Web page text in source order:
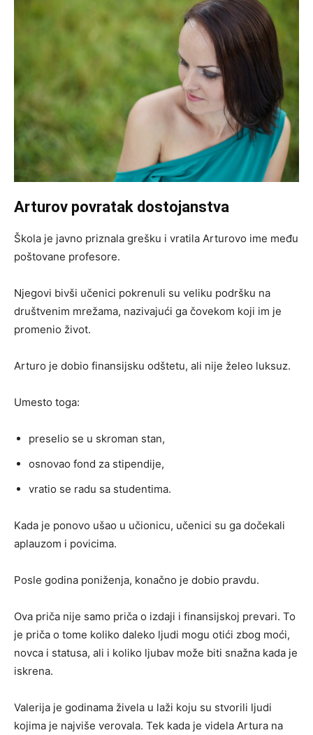
Arturov povratak dostojanstva
Škola je javno priznala grešku i vratila Arturovo ime među
poštovane profesore.
Njegovi bivši učenici pokrenuli su veliku podršku na
društvenim mrežama, nazivajući ga čovekom koji im je
promenio život.
Arturo je dobio finansijsku odštetu, ali nije želeo luksuz.
Umesto toga:
preselio se u skroman stan,
osnovao fond za stipendije,
vratio se radu sa studentima.
Kada je ponovo ušao u učionicu, učenici su ga dočekali
aplauzom i povicima.
Posle godina poniženja, konačno je dobio pravdu.
Ova priča nije samo priča o izdaji i finansijskoj prevari. To
je priča o tome koliko daleko ljudi mogu otići zbog moći,
novca i statusa, ali i koliko ljubav može biti snažna kada je
iskrena.
Valerija je godinama živela u laži koju su stvorili ljudi
kojima je najviše verovala. Tek kada je videla Artura na